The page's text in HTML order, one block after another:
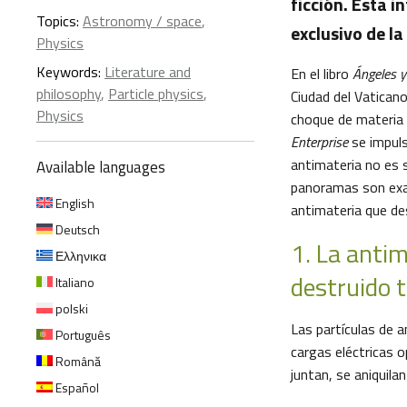
Topics: Astronomy / space,
Physics
Keywords: Literature and
philosophy, Particle physics,
Physics
Available languages
English
Deutsch
Ελληνικα
Italiano
polski
Português
Română
Español
exclusivo de
En el libro Ángeles
Ciudad del
choque de
Enterprisese
antimateria no es
panoramas son
antimateria que
1. La
destruido
Las partículas de
cargas eléctricas
juntan, se